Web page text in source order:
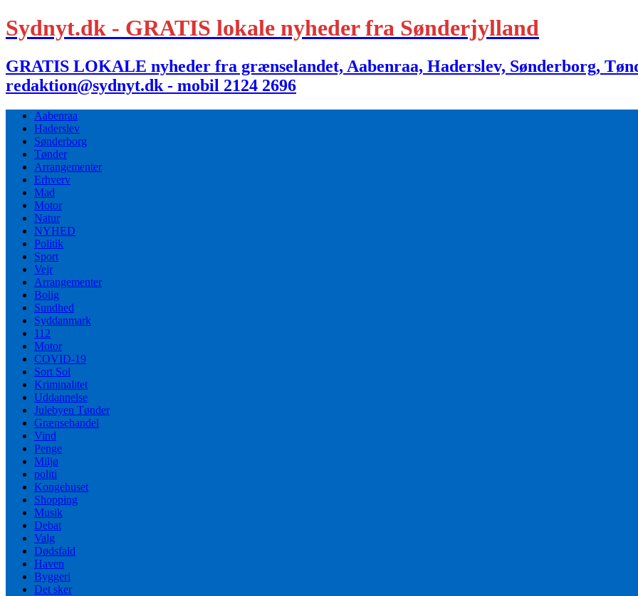
Sydnyt.dk - GRATIS lokale nyheder fra Sønderjylland
GRATIS LOKALE nyheder fra grænselandet, Aabenraa, Haderslev, Sønderborg,
redaktion@sydnyt.dk - mobil 2124 2696
Aabenraa
Haderslev
Sønderborg
Tønder
Arrangementer
Erhverv
Mad
Motor
Natur
NYHED
Politik
Sport
Vejr
Arrangementer
Bolig
Sundhed
Syddanmark
112
Motor
COVID-19
Sort Sol
Kriminalitet
Uddannelse
Julebyen Tønder
Grænsehandel
Vind
Penge
Miljø
politi
Kongehuset
Shopping
Musik
Debat
Valg
Dødsfald
Haven
Byggeri
Det sker